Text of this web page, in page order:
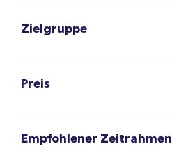
Zielgruppe
Preis
Empfohlener Zeitrahmen